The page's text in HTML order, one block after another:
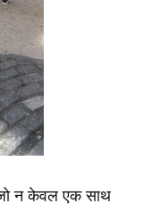
जो न केवल एक साथ